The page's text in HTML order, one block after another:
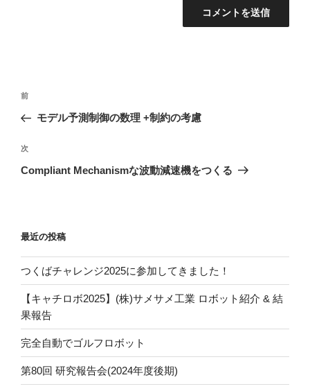
投
ナ
ビ
ゲ
ン
過
去
投
前
モデル予測制御の数理 +制約の考慮
次
の
次
Compliant Mechanismな波動減速機をつくる
最近の投稿
つくばチャレンジ2025に参加してきました！
【キャチロボ2025】(株)サメサメ工業 ロボット紹介 & 結
果報告
完全自動でゴルフロボット
第80回 研究報告会(2024年度後期)